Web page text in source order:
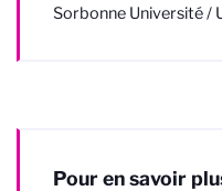
Sorbonne Université /
Pour en savoir